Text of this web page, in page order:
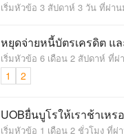
เริ่มหัวข้อ 3 สัปดาห์ 3 วัน ที่ผ่า
หยุดจ่ายหนี้บัตรเครดิต แ
เริ่มหัวข้อ 6 เดือน 2 สัปดาห์ ที่ผ่
1 2
UOBยื่นบูโรให้เราช้าเหร
เริ่มหัวข้อ 1 เดือน 2 ชั่วโมง ที่ผ่